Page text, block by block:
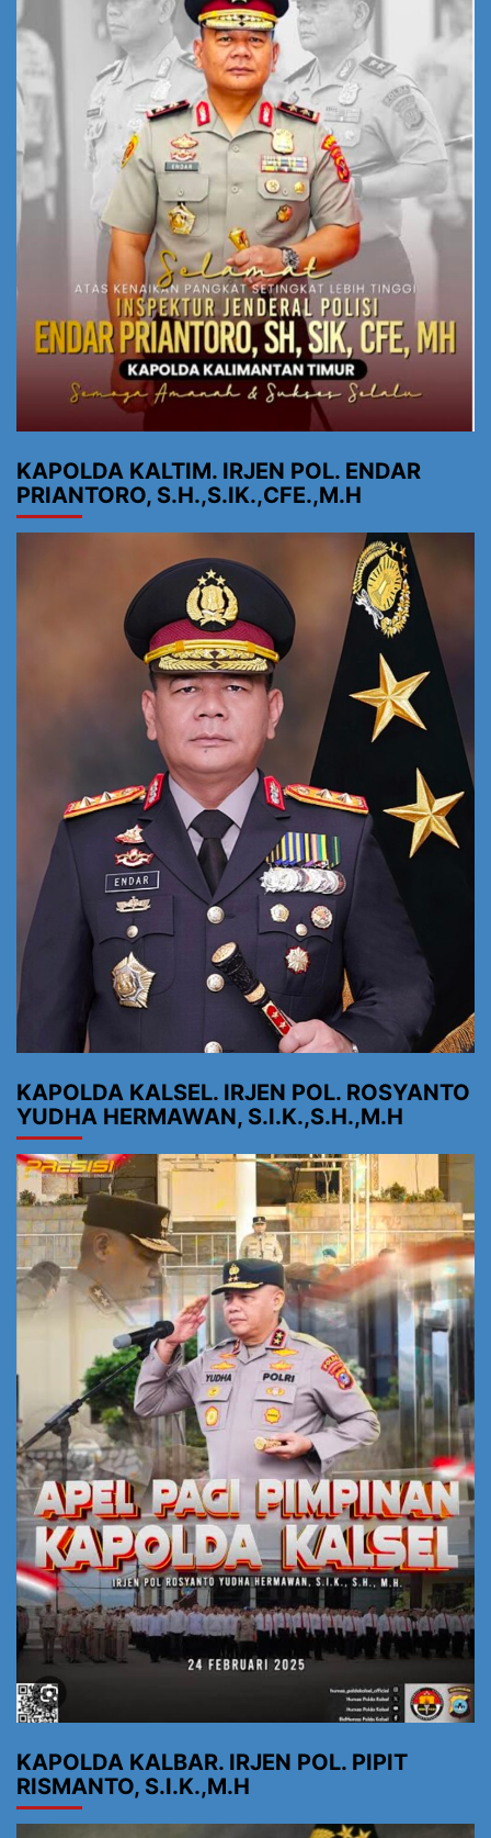
KAPOLDA KALTIM. IRJEN POL. ENDAR
PRIANTORO, S.H.,S.IK.,CFE.,M.H
KAPOLDA KALSEL. IRJEN POL. ROSYANTO
YUDHA HERMAWAN, S.I.K.,S.H.,M.H
KAPOLDA KALBAR. IRJEN POL. PIPIT
RISMANTO, S.I.K.,M.H